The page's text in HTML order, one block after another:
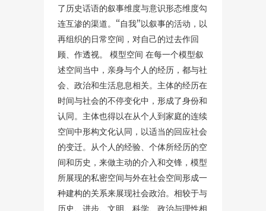
了历史话语的叙事维度与意识形态维度勾
连互渗的渠道。“自我”以叙事的活动，以
再组织的日常空间，对自己的过去作回
顾、作透视。 模型空间 在每一个模型叙
述空间当中，亲身与个人的经历，都与社
会、政治和生活息息相关。主体的经历在
时间与社会的不停变化中，形成了身份和
认同。主体也得以在从个人到家庭的连续
空间中形构文化认同，以适当的回应社会
的变迁。从个人的经验、个体所经历的空
间和历史，来做主动的介入和交锋，模型
所展现的私密空间与外在社会空间形成一
种建构的关系来展现社会政治。相较于与
历史、进步、文明、科学、政治与理性相